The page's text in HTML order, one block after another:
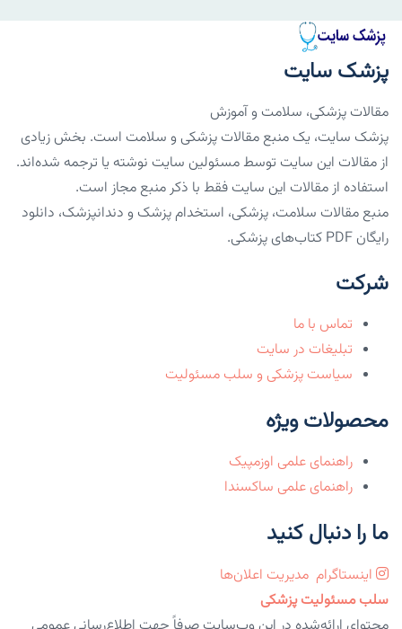
پزشک سایت
مقالات پزشکی، سلامت و آموزش
پزشک سایت، یک منبع مقالات پزشکی و سلامت است. بخش زیادی
از مقالات این سایت توسط مسئولین سایت نوشته یا ترجمه شده‌اند.
استفاده از مقالات این سایت فقط با ذکر منبع مجاز است.
منبع مقالات سلامت، پزشکی، استخدام پزشک و دندانپزشک، دانلود
رایگان PDF کتاب‌های پزشکی.
شرکت
تماس با ما
تبلیغات در سایت
سیاست پزشکی و سلب مسئولیت
محصولات ویژه
راهنمای علمی اوزمپیک
راهنمای علمی ساکسندا
ما را دنبال کنید
اینستاگرام مدیریت اعلان‌ها
سلب مسئولیت پزشکی